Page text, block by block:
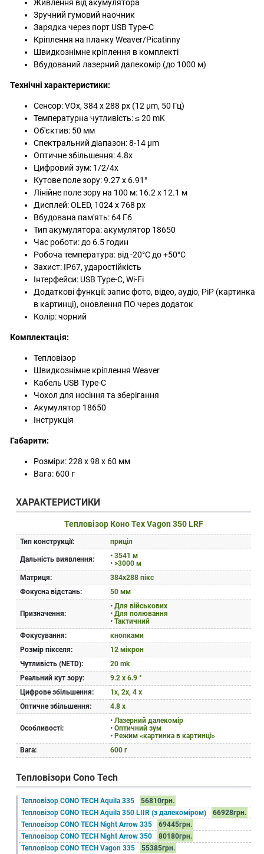
Живлення від акумулятора
Зручний гумовий наочник
Зарядка через порт USB Type-C
Кріплення на планку Weaver/Picatinny
Швидкознімне кріплення в комплекті
Вбудований лазерний далекомір (до 1000 м)
Технічні характеристики:
Сенсор: VOx, 384 x 288 px (12 µm, 50 Гц)
Температурна чутливість: ≤ 20 mK
Об'єктив: 50 мм
Спектральний діапазон: 8-14 µm
Оптичне збільшення: 4.8x
Цифровий зум: 1/2/4x
Кутове поле зору: 9.27 x 6.91°
Лінійне поле зору на 100 м: 16.2 x 12.1 м
Дисплей: OLED, 1024 x 768 px
Вбудована пам'ять: 64 Гб
Тип акумулятора: акумулятор 18650
Час роботи: до 6.5 годин
Робоча температура: від -20°C до +50°C
Захист: IP67, ударостійкість
Інтерфейси: USB Type-C, Wi-Fi
Додаткові функції: запис фото, відео, аудіо, PiP (картинка
в картинці), оновлення ПО через додаток
Колір: чорний
Комплектація:
Тепловізор
Швидкознімне кріплення Weaver
Кабель USB Type-C
Чохол для носіння та зберігання
Акумулятор 18650
Інструкція
Габарити:
Розміри: 228 x 98 x 60 мм
Вага: 600 г
ХАРАКТЕРИСТИКИ
Тепловізор Коно Тех Vagon 350 LRF
Тип конструкції: приціл
Дальність виявлення:
• 3541 м
• >3000 м
Матриця:
384x288 пікс
Фокусна відстань:
50 мм
Призначення:
• Для військових
• Для полювання
• Тактичний
Фокусування:
кнопками
Розмір пікселя:
12 мікрон
Чутливість (NETD):
20 mk
Реальний кут зору:
9.2 x 6.9 °
Цифрове збільшення:
1х, 2х, 4 x
Оптичне збільшення:
4.8 x
Особливості:
• Лазерний далекомір
• Оптичний зум
• Режим «картинка в картинці»
Вага:
600 г
Тепловізори Cono Tech
Тепловізор CONO TECH Aquila 335
56810грн.
Тепловізор CONO TECH Aquila 350 LIIR (з далекоміром)
66928грн.
Тепловізор CONO TECH Night Arrow 335
69445грн.
Тепловізор CONO TECH Night Arrow 350
80180грн.
Тепловізор CONO TECH Vagon 335
55385грн.